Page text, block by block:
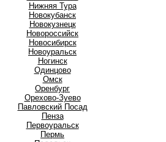
Нижняя Тура
Новокубанск
Новокузнецк
Новороссийск
Новосибирск
Новоуральск
Ногинск
Одинцово
Омск
Оренбург
Орехово-Зуево
Павловский Посад
Пенза
Первоуральск
Пермь